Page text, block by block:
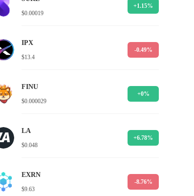
$0.00019
+1.15%
IPX
$13.4
-0.49%
FINU
$0.000029
+0%
LA
$0.048
+6.78%
EXRN
$9.63
-8.76%